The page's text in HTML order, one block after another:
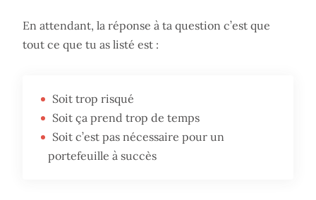
En attendant, la réponse à ta question c’est que
tout ce que tu as listé est :
Soit trop risqué
Soit ça prend trop de temps
Soit c’est pas nécessaire pour un
portefeuille à succès